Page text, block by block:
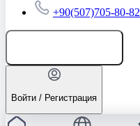
+90(507)705-80-82
Войти / Регистрация